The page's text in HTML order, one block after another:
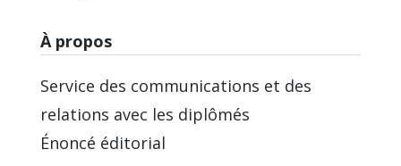
À propos
Service des communications et des
relations avec les diplômés
Énoncé éditorial